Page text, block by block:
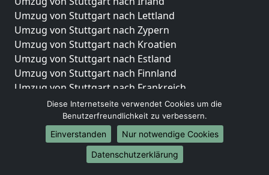
Umzug von Stuttgart nach Lettland
Umzug von Stuttgart nach Zypern
Umzug von Stuttgart nach Kroatien
Umzug von Stuttgart nach Estland
Umzug von Stuttgart nach Finnland
Umzug von Stuttgart nach Frankreich
Umzug von Stuttgart nach Griechenland
Umzug von Stuttgart nach Italien
Umzug von Stuttgart nach Liechtenstein
Umzug von Stuttgart nach Luxemburg
Umzug von Stuttgart nach Niederlande
Diese Internetseite verwendet Cookies um die
Benutzerfreundlichkeit zu verbessern.
Einverstanden
Nur notwendige Cookies
Datenschutzerklärung